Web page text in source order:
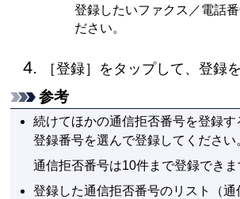
登録したいファクス／電話
ださい。
［登録］をタップして、登録
参考
続けてほかの通信拒否番号を登録
登録番号を選んで登録してください
通信拒否番号は10件まで登録できま
登録した通信拒否番号のリスト（通